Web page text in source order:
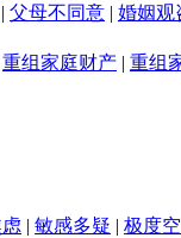
| 父母不同意 | 婚姻观
重组家庭财产 | 重组
| 敏感多疑 | 极度